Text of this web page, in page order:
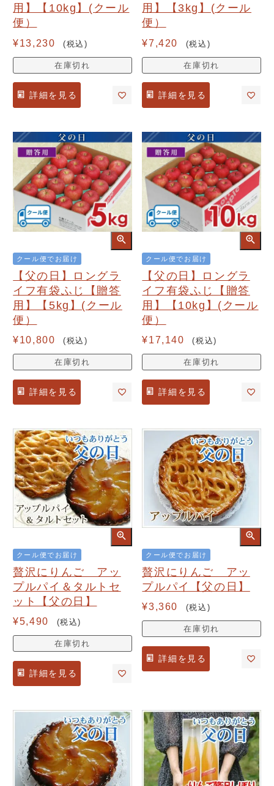
用】【10kg】(クール
便）
¥13,230 税込
在庫切れ
詳細を見る
用】【3kg】(クール
便）
¥7,420 税込
在庫切れ
詳細を見る
クール便でお届け
【父の日】ロングラ
イフ有袋ふじ【贈答
用】【5kg】(クール
便）
¥10,800 税込
在庫切れ
詳細を見る
クール便でお届け
【父の日】ロングラ
イフ有袋ふじ【贈答
用】【10kg】(クール
便）
¥17,140 税込
在庫切れ
詳細を見る
クール便でお届け
贅沢にりんご アッ
プルパイ＆タルトセ
ット【父の日】
¥5,490 税込
在庫切れ
詳細を見る
クール便でお届け
贅沢にりんご アッ
プルパイ【父の日】
¥3,360 税込
在庫切れ
詳細を見る